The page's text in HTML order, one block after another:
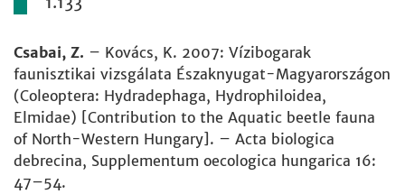
Csabai, Z. – Kovács, K. 2007: Vízibogarak
faunisztikai vizsgálata Északnyugat-Magyarországon
(Coleoptera: Hydradephaga, Hydrophiloidea,
Elmidae) [Contribution to the Aquatic beetle fauna
of North-Western Hungary]. – Acta biologica
debrecina, Supplementum oecologica hungarica 16:
47–54.